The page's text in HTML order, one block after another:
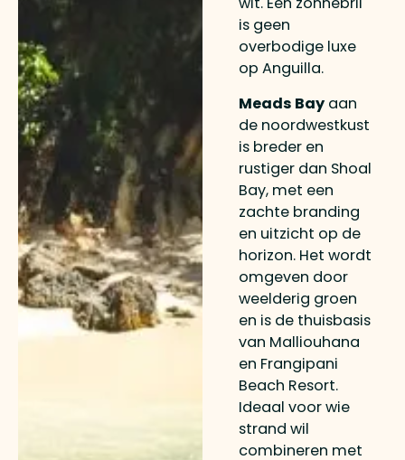
is geen
overbodige luxe
op Anguilla.
Meads Bay aan
de noordwestkust
is breder en
rustiger dan Shoal
Bay, met een
zachte branding
en uitzicht op de
horizon. Het wordt
omgeven door
weelderig groen
en is de thuisbasis
van Malliouhana
en Frangipani
Beach Resort.
Ideaal voor wie
strand wil
combineren met